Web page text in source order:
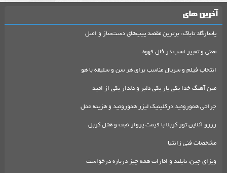
آخرین های
پاسارگاد تاباک: برترین مقصد پیپ‌های دست‌ساز و اصل
معنی و تعبیر اسب در فال قهوه
انتخاب فیلم و سریال مناسب برای هر سن و سلیقه با هو
متن آهنگ خدا یکی یار یکی دلبر و دلدار یکی از امید
جراحی هموروئید درکلینیک لیزر هموروئید و هزینه عمل
رزرو آنلاین تور کربلا با قیمت پرواز نجف و هتل کربل
مشخصات فنی زانتیا
ویزای چین، تایلند و امارات همه چیز درباره درخواست